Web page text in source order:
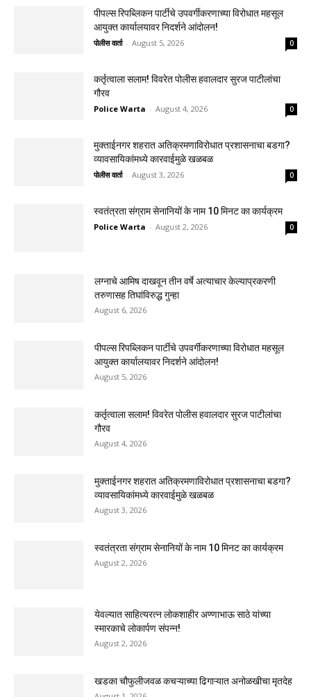
पीपल्स रिपब्लिकन पार्टीचे उपवर्गीकरणाच्या विरोधात महसूल
आयुक्त कार्यालयावर निदर्शने आंदोलन!
पोलीस वार्ता - August 5, 2026 0
कर्तृत्वाला सलाम! विवरेत पोलीस हवालदार सुरज पाटीलांचा
गौरव
Police Warta - August 4, 2026 0
मुक्ताईनगर शहरात अतिक्रमणाविरोधात प्रशासनाचा बडगा?
व्यावसायिकांमध्ये कारवाईमुळे खळबळ
पोलीस वार्ता - August 3, 2026 0
स्वतंत्रता संग्राम सेनानियों के नाम 10 मिनट का कार्यक्रम
Police Warta - August 2, 2026 0
लग्नाचे आमिष दाखवून तीन वर्षे अत्याचार केल्याप्रकरणी
तरुणासह तिघांविरुद्ध गुन्हा
August 6, 2026
पीपल्स रिपब्लिकन पार्टीचे उपवर्गीकरणाच्या विरोधात महसूल
आयुक्त कार्यालयावर निदर्शने आंदोलन!
August 5, 2026
कर्तृत्वाला सलाम! विवरेत पोलीस हवालदार सुरज पाटीलांचा
गौरव
August 4, 2026
मुक्ताईनगर शहरात अतिक्रमणाविरोधात प्रशासनाचा बडगा?
व्यावसायिकांमध्ये कारवाईमुळे खळबळ
August 3, 2026
स्वतंत्रता संग्राम सेनानियों के नाम 10 मिनट का कार्यक्रम
August 2, 2026
येवल्यात साहित्यरत्न लोकशाहीर अण्णाभाऊ साठे यांच्या
स्मारकाचे लोकार्पण संपन्न!
August 2, 2026
खडका चौफुलीजवळ कचऱ्याच्या ढिगाऱ्यात अनोळखीचा मृतदेह